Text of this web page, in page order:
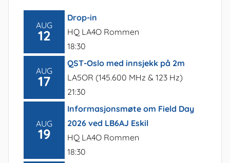
AUG
12
Drop-in
HQ LA4O Rommen
18:30
AUG
17
QST-Oslo med innsjekk på 2m
LA5OR (145.600 MHz & 123 Hz)
21:30
AUG
19
Informasjonsmøte om Field Day
2026 ved LB6AJ Eskil
HQ LA4O Rommen
18:30